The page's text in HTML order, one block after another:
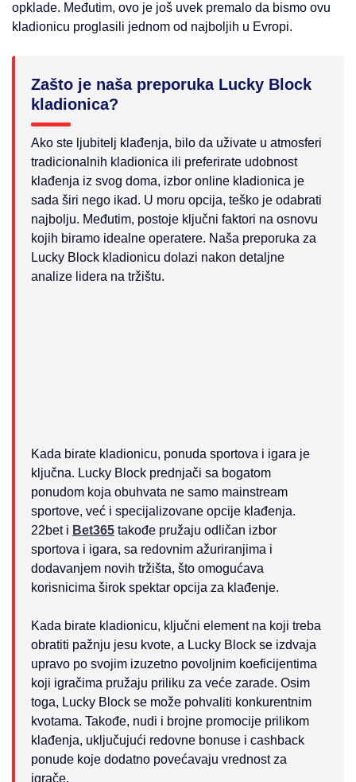
opklade. Međutim, ovo je još uvek premalo da bismo ovu
kladionicu proglasili jednom od najboljih u Evropi.
Zašto je naša preporuka Lucky Block
kladionica?
Ako ste ljubitelj klađenja, bilo da uživate u atmosferi
tradicionalnih kladionica ili preferirate udobnost
klađenja iz svog doma, izbor online kladionica je
sada širi nego ikad. U moru opcija, teško je odabrati
najbolju. Međutim, postoje ključni faktori na osnovu
kojih biramo idealne operatere. Naša preporuka za
Lucky Block kladionicu dolazi nakon detaljne
analize lidera na tržištu.
Kada birate kladionicu, ponuda sportova i igara je
ključna. Lucky Block prednjači sa bogatom
ponudom koja obuhvata ne samo mainstream
sportove, već i specijalizovane opcije klađenja.
22bet i Bet365 takođe pružaju odličan izbor
sportova i igara, sa redovnim ažuriranjima i
dodavanjem novih tržišta, što omogućava
korisnicima širok spektar opcija za klađenje.
Kada birate kladionicu, ključni element na koji treba
obratiti pažnju jesu kvote, a Lucky Block se izdvaja
upravo po svojim izuzetno povoljnim koeficijentima
koji igračima pružaju priliku za veće zarade. Osim
toga, Lucky Block se može pohvaliti konkurentnim
kvotama. Takođe, nudi i brojne promocije prilikom
klađenja, uključujući redovne bonuse i cashback
ponude koje dodatno povećavaju vrednost za
igrače.